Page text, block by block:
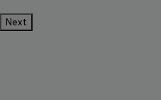
Next